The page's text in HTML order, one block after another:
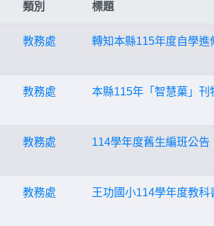
類別 標題
教務處 轉知本縣115年度自學
教務處 本縣115年「智慧菓」刊
教務處 114學年度舊生編班公告
教務處 王功國小114學年度教科